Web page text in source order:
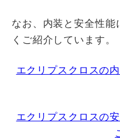
なお、内装と安全性能
くご紹介しています。
エクリプスクロスの
エクリプスクロスの